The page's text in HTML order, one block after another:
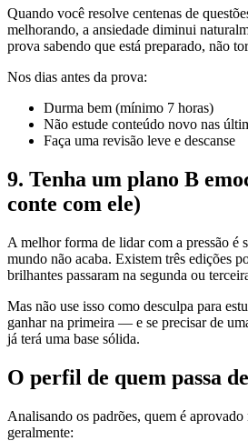
Quando você resolve centenas de
melhorando, a ansiedade diminui
prova sabendo que está preparado, não
Nos dias antes da prova:
Durma bem (mínimo 7 horas)
Não estude conteúdo novo nas
Faça uma revisão leve e descanse
9. Tenha um plano B
conte com ele)
A melhor forma de lidar com a pressão é
mundo não acaba. Existem três edições
brilhantes passaram na segunda ou
Mas não use isso como desculpa para
ganhar na primeira — e se precisar de
já terá uma base sólida.
O perfil de quem passa
Analisando os padrões, quem é
geralmente: